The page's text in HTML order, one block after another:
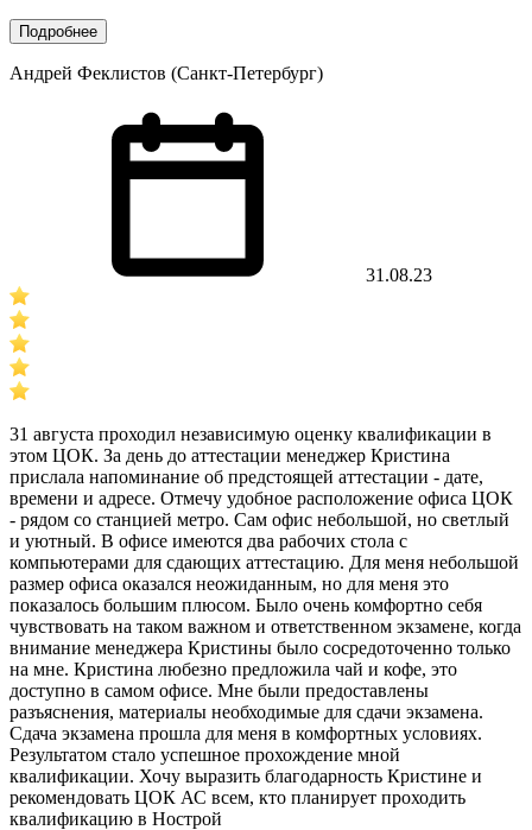
Подробнее
Андрей Феклистов (Санкт-Петербург)
31.08.23
31 августа проходил независимую оценку квалификации в
этом ЦОК. За день до аттестации менеджер Кристина
прислала напоминание об предстоящей аттестации - дате,
времени и адресе. Отмечу удобное расположение офиса ЦОК
- рядом со станцией метро. Сам офис небольшой, но светлый
и уютный. В офисе имеются два рабочих стола с
компьютерами для сдающих аттестацию. Для меня небольшой
размер офиса оказался неожиданным, но для меня это
показалось большим плюсом. Было очень комфортно себя
чувствовать на таком важном и ответственном экзамене, когда
внимание менеджера Кристины было сосредоточенно только
на мне. Кристина любезно предложила чай и кофе, это
доступно в самом офисе. Мне были предоставлены
разъяснения, материалы необходимые для сдачи экзамена.
Сдача экзамена прошла для меня в комфортных условиях.
Результатом стало успешное прохождение мной
квалификации. Хочу выразить благодарность Кристине и
рекомендовать ЦОК АС всем, кто планирует проходить
квалификацию в Нострой